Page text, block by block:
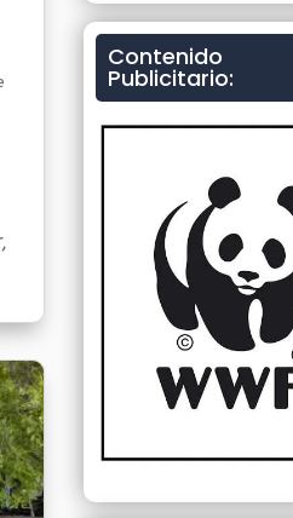
Contenido
Publicitario: